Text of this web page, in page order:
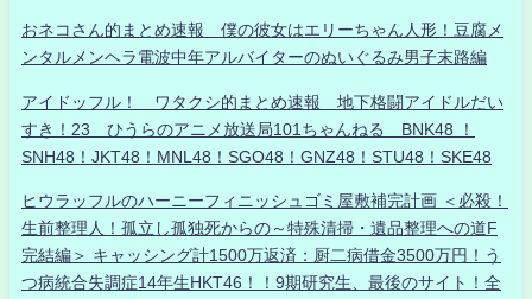
おネコさん的まとめ速報 僕の彼女はエリーちゃん人形！豆腐メ
ンタルメンヘラ電波中年アルバイターのぬいぐるみ男子末路編
アイドッフル！ ワタクシ的まとめ速報 地下格闘アイドルだい
すき！23 ひうらのアニメ放送局101ちゃんねる BNK48 ！
SNH48！JKT48！MNL48！SGO48！GNZ48！STU48！SKE48
ヒウラッフルのハーニーフィニッシュゴミ屋敷補完計画 ＜必殺！
生前整理人！孤立し孤独死からの～特殊清掃・遺品整理への道F
完結編＞ キャッシング計1500万返済：厨二病借金3500万円！う
つ病統合失調症14年生HKT46！！9期研究生、最後のサイト！全